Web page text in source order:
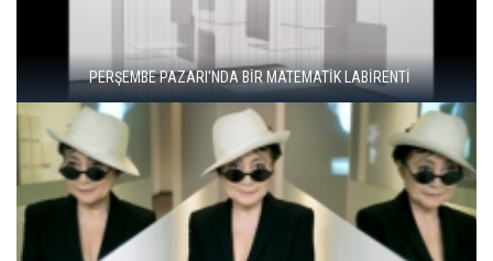
"ŞEHRİ BİZ ÖĞRENMİYORUZ, TELEFONUMUZ ÖĞRENİYOR"